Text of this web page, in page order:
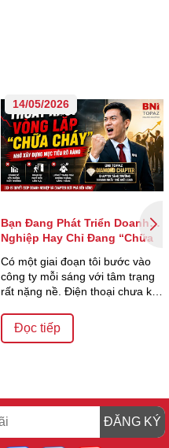
14/05/2026
Bạn Đang Phát Triển Doanh
Nghiệp Hay Chỉ Đang “Chữa
Có một giai đoạn tôi bước vào
công ty mỗi sáng với tâm trạng
rất nặng nề. Điện thoại chưa kịp
Đọc tiếp
ĐĂNG KÝ